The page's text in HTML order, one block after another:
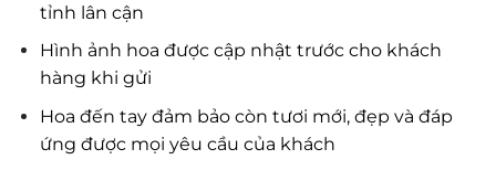
tỉnh lân cận
Hình ảnh hoa được cập nhật trước cho khách
hàng khi gửi
Hoa đến tay đảm bảo còn tươi mới, đẹp và đáp
ứng được mọi yêu cầu của khách